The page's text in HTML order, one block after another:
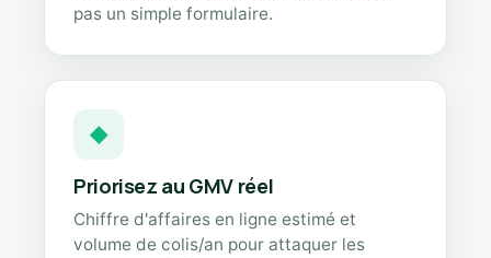
pas un simple formulaire.
◆
Priorisez au GMV réel
Chiffre d'affaires en ligne estimé et
volume de colis/an pour attaquer les